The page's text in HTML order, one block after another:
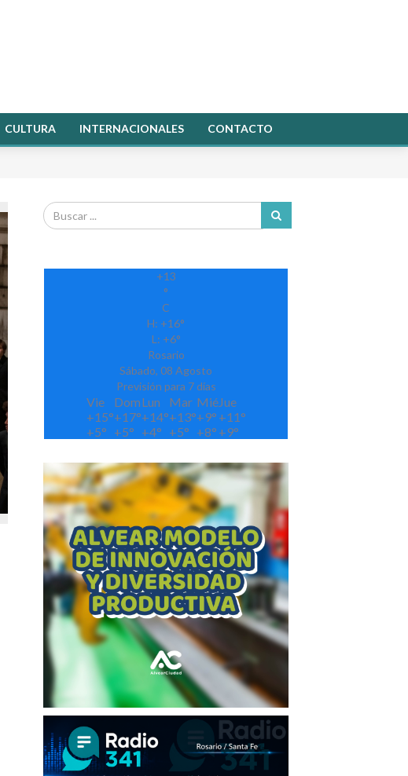
CULTURA INTERNACIONALES CONTACTO
+13
°
C
H: +16°
L: +6°
Rosario
Sábado, 08 Agosto
Previsión para 7 días
Vie DomLun Mar MiéJue
+15°+17°+14°+13°+9° +11°
+5° +5° +4° +5° +8° +9°